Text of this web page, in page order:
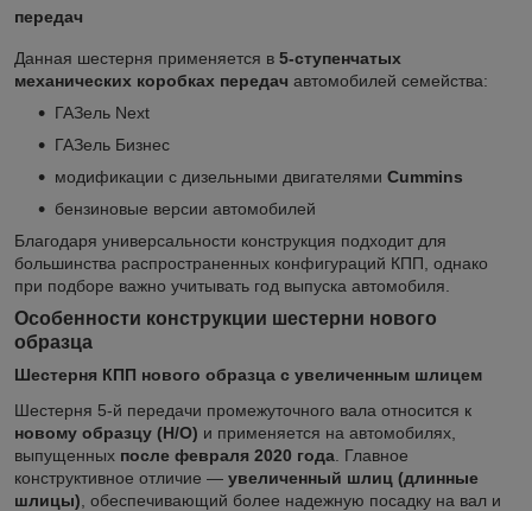
передач
Данная шестерня применяется в 5-ступенчатых
механических коробках передач автомобилей семейства:
ГАЗель Next
ГАЗель Бизнес
модификации с дизельными двигателями Cummins
бензиновые версии автомобилей
Благодаря универсальности конструкция подходит для
большинства распространенных конфигураций КПП, однако
при подборе важно учитывать год выпуска автомобиля.
Особенности конструкции шестерни нового
образца
Шестерня КПП нового образца с увеличенным шлицем
Шестерня 5-й передачи промежуточного вала относится к
новому образцу (Н/О) и применяется на автомобилях,
выпущенных после февраля 2020 года . Главное
конструктивное отличие — увеличенный шлиц (длинные
шлицы) , обеспечивающий более надежную посадку на вал и